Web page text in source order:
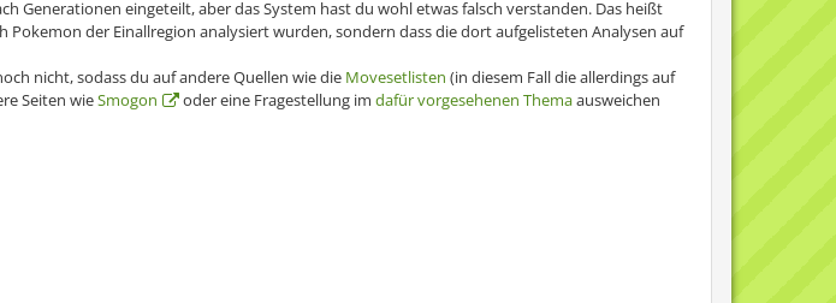
Generationen eingeteilt, aber das System hast du wohl etwas falsch verstanden. Das heißt
Pokemon der Einallregion analysiert wurden, sondern dass die dort aufgelisteten Analysen auf
nicht, sodass du auf andere Quellen wie die Movesetlisten (in diesem Fall die allerdings auf
Seiten wieSmogon oder eine Fragestellung im dafür vorgesehenen Themaausweichen